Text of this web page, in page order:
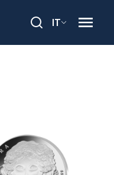
Cerca
IT